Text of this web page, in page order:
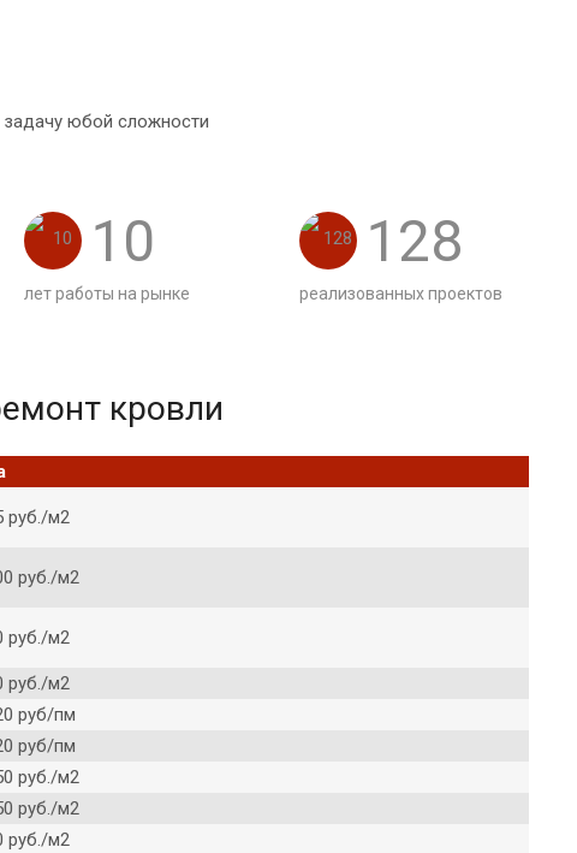
юбой сложности
10
лет работы на рынке
128
реализованных проектов
кровли
руб./м2
руб./м2
руб./м2
руб./м2
руб/пм
руб/пм
руб./м2
руб./м2
руб./м2